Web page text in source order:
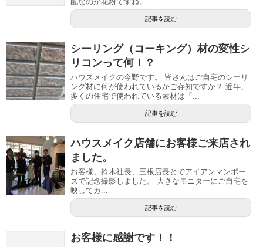
記事を読む
シーリング（コーキング）材の変性シ
リコンって何！？
ハウスメイクの今野です。 皆さんはご自宅のシーリ
ング材に何が使われているかご存知ですか？ 近年、
多くの住宅で使われている素材は「...
記事を読む
ハウスメイク店舗にお客様ご来店され
ました。
お客様、鈴木社長、三根店長とでアイアンマンポー
ズで記念撮影しました。 大きなモニターにご自宅を
映してカ...
記事を読む
お客様に感謝です！！